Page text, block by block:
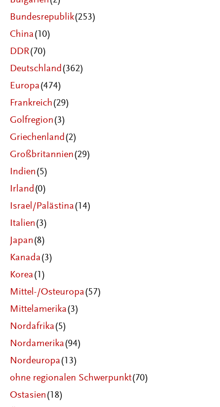
Bundesrepublik(253)
China(10)
DDR(70)
Deutschland(362)
Europa(474)
Frankreich(29)
Golfregion(3)
Griechenland(2)
Großbritannien(29)
Indien(5)
Irland(0)
Israel/Palästina(14)
Italien(3)
Japan(8)
Kanada(3)
Korea(1)
Mittel-/Osteuropa(57)
Mittelamerika(3)
Nordafrika(5)
Nordamerika(94)
Nordeuropa(13)
ohne regionalen Schwerpunkt(70)
Ostasien(18)